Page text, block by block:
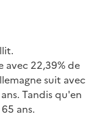
avec 22,39% de
suit avec
Tandis qu'en
ans.